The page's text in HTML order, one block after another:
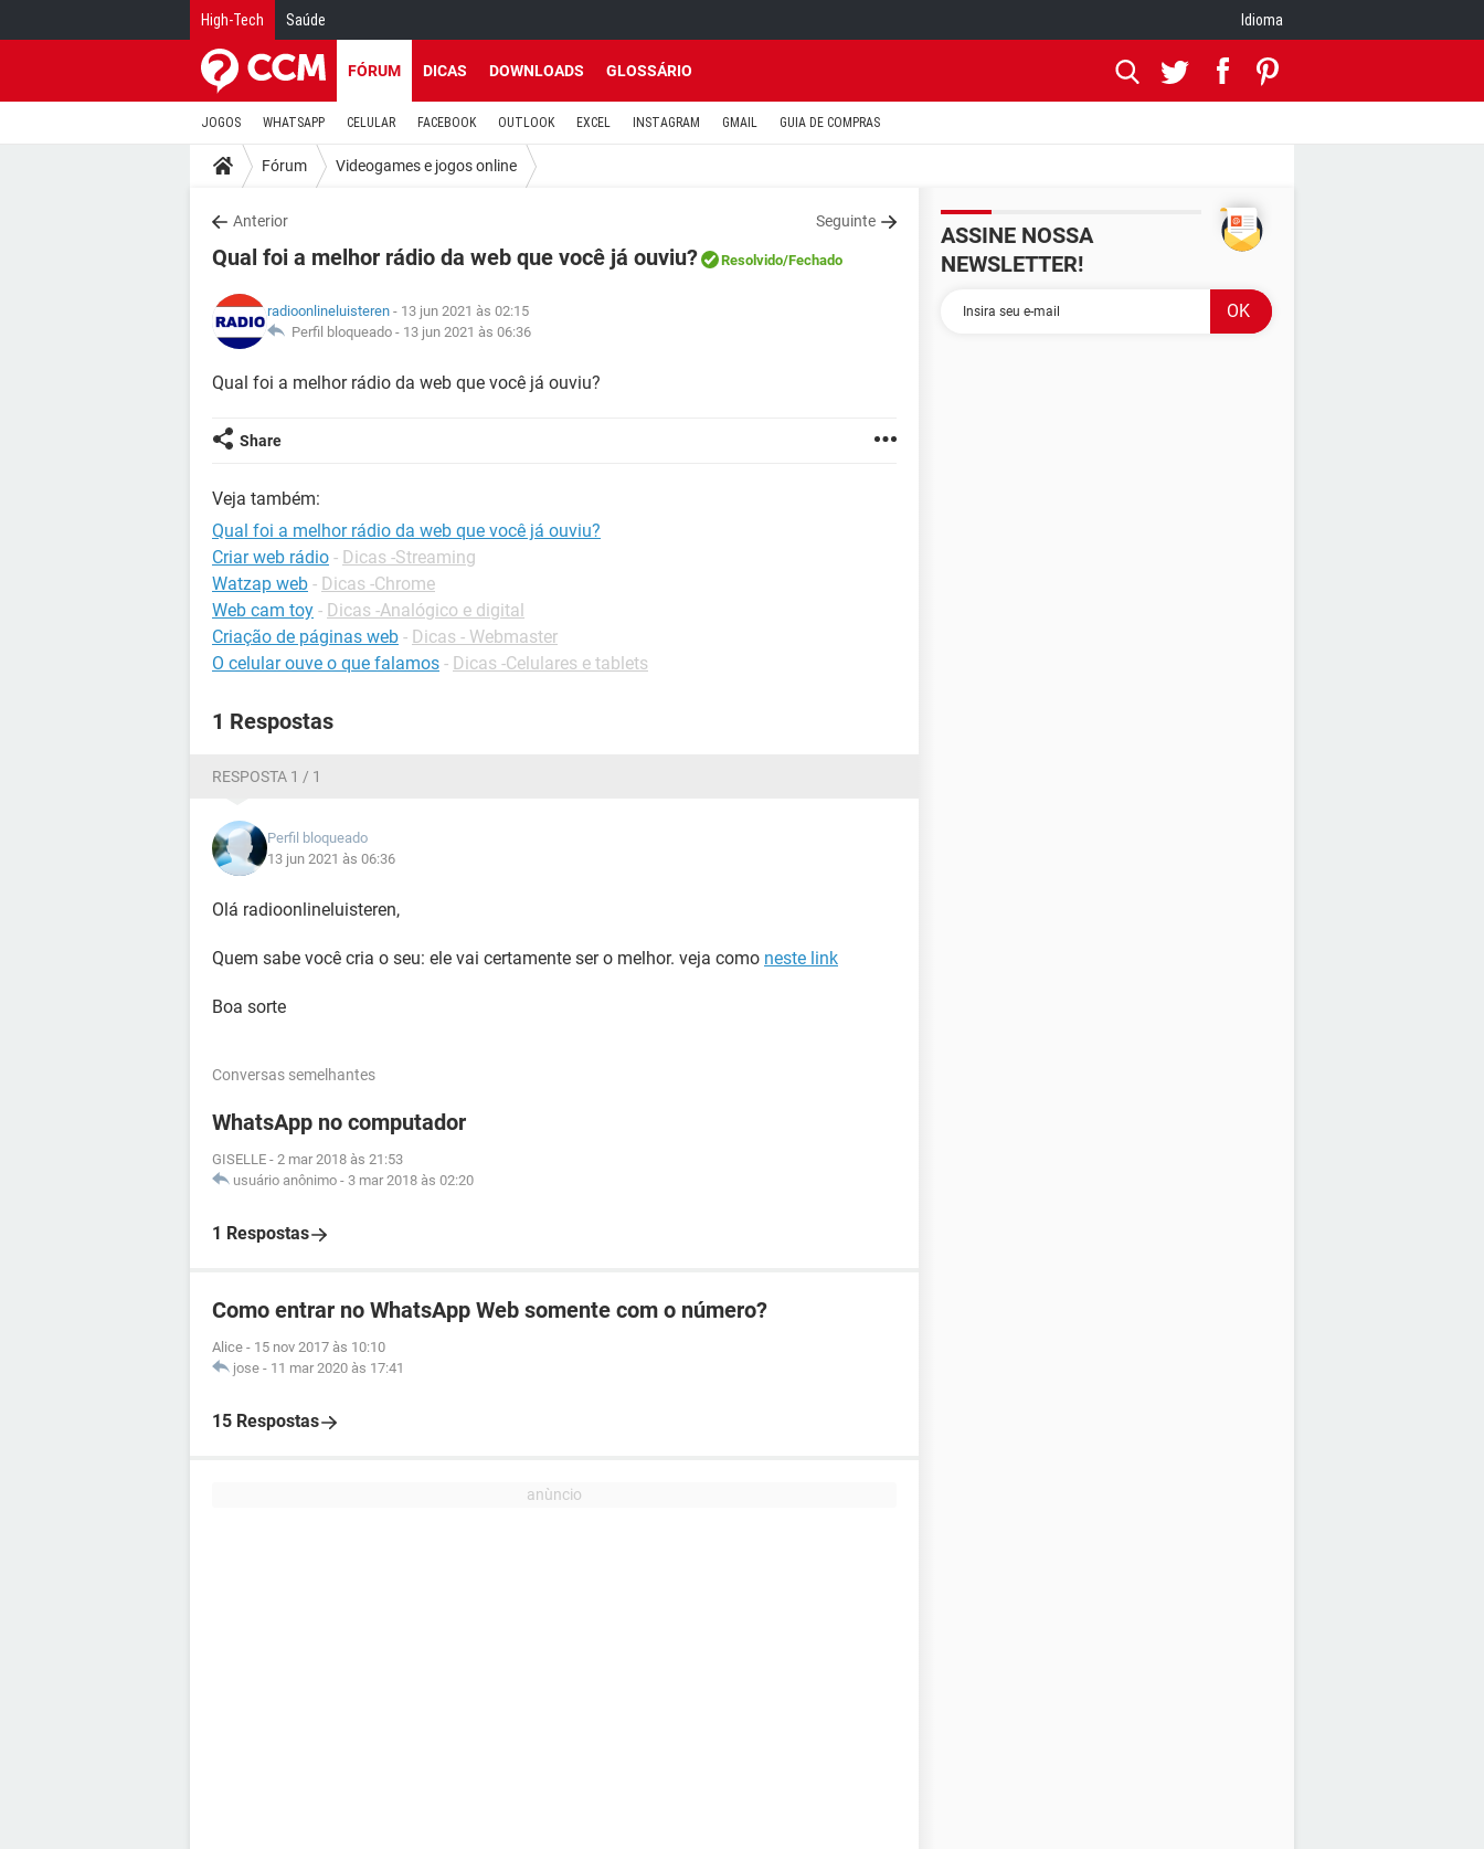
High-Tech Saúde Idioma
FÓRUM DICAS DOWNLOADS GLOSSÁRIO
JOGOS WHATSAPP CELULAR FACEBOOK OUTLOOK EXCEL INSTAGRAM GMAIL GUIA DE COMPRAS
Fórum Videogames e jogos online
Anterior Seguinte
Qual foi a melhor rádio da web que você já ouviu? Resolvido/Fechado
radioonlineluisteren - 13 jun 2021 às 02:15
Perfil bloqueado - 13 jun 2021 às 06:36
Qual foi a melhor rádio da web que você já ouviu?
Share
Veja também:
Qual foi a melhor rádio da web que você já ouviu?
Criar web rádio - Dicas -Streaming
Watzap web - Dicas -Chrome
Web cam toy - Dicas -Analógico e digital
Criação de páginas web - Dicas - Webmaster
O celular ouve o que falamos - Dicas -Celulares e tablets
1 Respostas
RESPOSTA 1 / 1
Perfil bloqueado
13 jun 2021 às 06:36
Olá radioonlineluisteren,
Quem sabe você cria o seu: ele vai certamente ser o melhor. veja como neste link
Boa sorte
Conversas semelhantes
WhatsApp no computador
GISELLE - 2 mar 2018 às 21:53
usuário anônimo - 3 mar 2018 às 02:20
1 Respostas
Como entrar no WhatsApp Web somente com o número?
Alice - 15 nov 2017 às 10:10
jose - 11 mar 2020 às 17:41
15 Respostas
ASSINE NOSSA
NEWSLETTER!